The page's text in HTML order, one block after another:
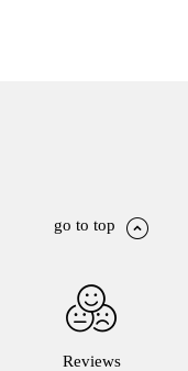
go to top
Reviews